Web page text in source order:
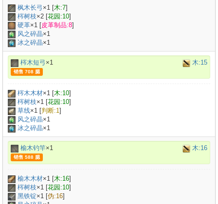
枫木长弓 ×1 [木:7]
梣树枝×2 [花园:10]
硬革×1 [皮革制品:8]
风之碎晶×1
冰之碎晶×1
梣木短弓 ×1 木:15
销售 708 腮
梣木木材×1 [木:10]
梣树枝×1 [花园:10]
草线×1 [判断:1]
风之碎晶×1
冰之碎晶×1
榆木钓竿×1 木:16
销售 588 腮
榆木木材×1 [木:16]
梣树枝×1 [花园:10]
黑铁锭×1 [伪:16]